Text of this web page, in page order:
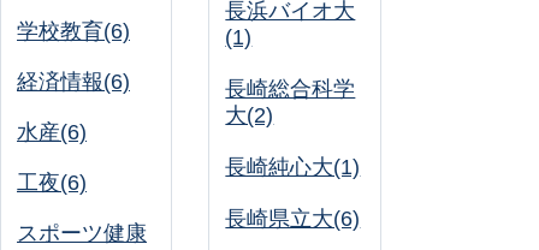
学校教育(6)
経済情報(6)
水産(6)
工夜(6)
スポーツ健康
長浜バイオ大
(1)
長崎総合科学
大(2)
長崎純心大(1)
長崎県立大(6)